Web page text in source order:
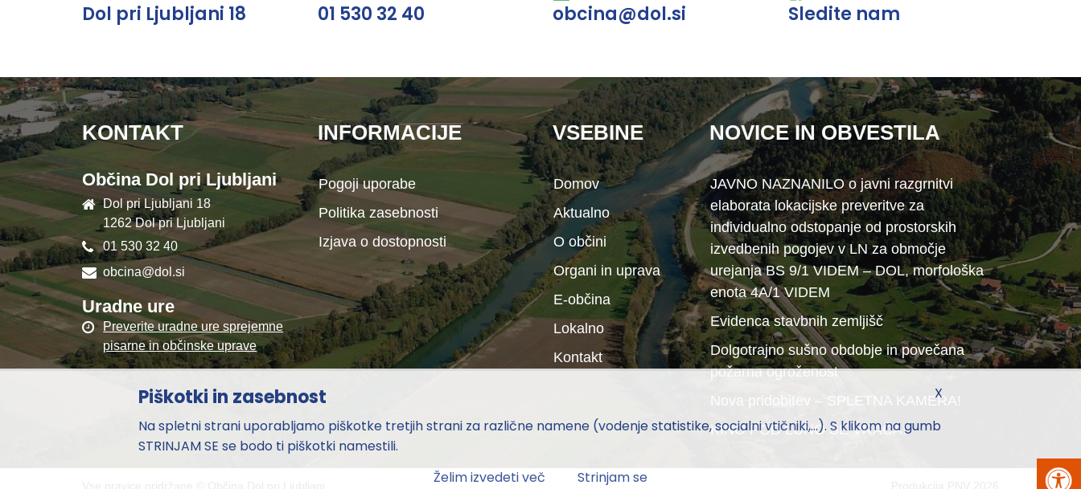
Dol pri Ljubljani 18 01 530 32 40 obcina@dol.si Sledite nam
KONTAKT
Občina Dol pri Ljubljani
Dol pri Ljubljani 18
1262 Dol pri Ljubljani
01 530 32 40
obcina@dol.si
Uradne ure
Preverite uradne ure sprejemne
pisarne in občinske uprave
INFORMACIJE
Pogoji uporabe
Politika zasebnosti
Izjava o dostopnosti
VSEBINE
Domov
Aktualno
O občini
Organi in uprava
E-občina
Lokalno
Kontakt
NOVICE IN OBVESTILA
JAVNO NAZNANILO o javni razgrnitvi
elaborata lokacijske preveritve za
individualno odstopanje od prostorskih
izvedbenih pogojev v LN za območje
urejanja BS 9/1 VIDEM – DOL, morfološka
enota 4A/1 VIDEM
Evidenca stavbnih zemljišč
Dolgotrajno sušno obdobje in povečana
požarna ogroženost
Nova pridobitev – SPLETNA KAMERA!
KINO POD LUNO SE VRAČA!
X
Piškotki in zasebnost
Na spletni strani uporabljamo piškotke tretjih strani za različne namene (vodenje statistike, socialni vtičniki,...). S klikom na gumb
STRINJAM SE se bodo ti piškotki namestili.
Želim izvedeti več
Strinjam se